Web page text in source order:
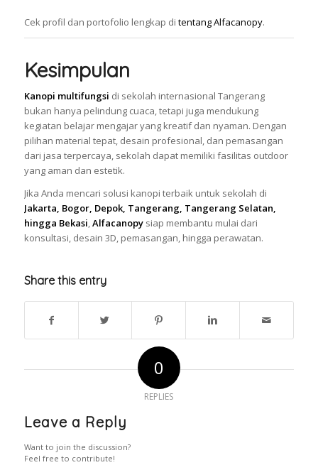
Cek profil dan portofolio lengkap di tentang Alfacanopy.
Kesimpulan
Kanopi multifungsi di sekolah internasional Tangerang
bukan hanya pelindung cuaca, tetapi juga mendukung
kegiatan belajar mengajar yang kreatif dan nyaman. Dengan
pilihan material tepat, desain profesional, dan pemasangan
dari jasa terpercaya, sekolah dapat memiliki fasilitas outdoor
yang aman dan estetik.
Jika Anda mencari solusi kanopi terbaik untuk sekolah di
Jakarta, Bogor, Depok, Tangerang, Tangerang Selatan,
hingga Bekasi,Alfacanopysiap membantu mulai dari
konsultasi, desain 3D, pemasangan, hingga perawatan.
Share this entry
0
REPLIES
Leave a Reply
Want to join the discussion?
Feel free to contribute!